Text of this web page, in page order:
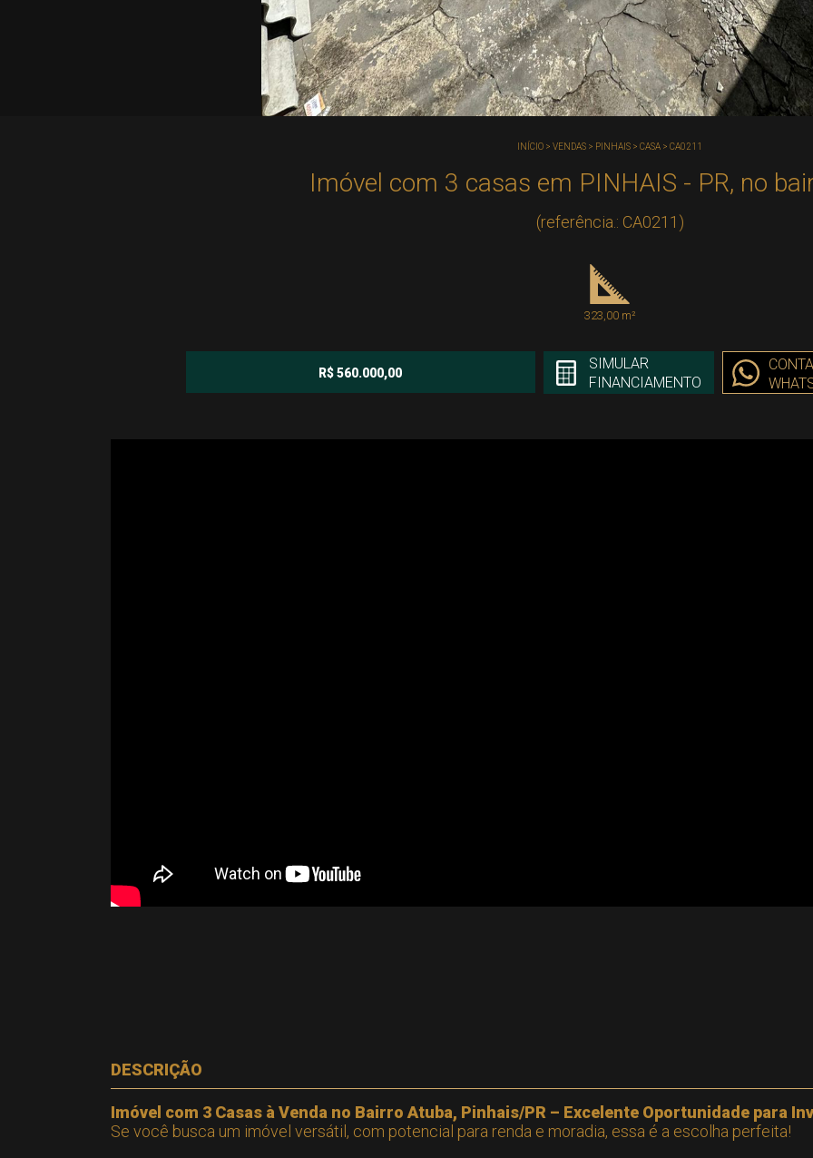
INÍCIO > VENDAS > PINHAIS > CASA > CA0211
Imóvel com 3 casas em PINHAIS - PR, no
(referência.: CA0211)
323,00 m²
R$ 560.000,00
SIMULAR
FINANCIAMENTO
DESCRIÇÃO
Imóvel com 3 Casas à Venda no Bairro Atuba, Pinhais/PR – Excelente Oportunidade para
Se você busca um imóvel versátil, com potencial para renda e moradia, essa é a escolha perfeita!